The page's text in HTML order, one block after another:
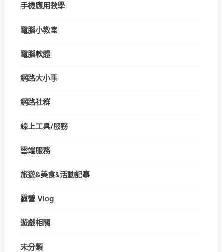
手機應用教學
電腦小教室
電腦軟體
網路大小事
網路社群
線上工具/服務
雲端服務
旅遊&美食&活動記事
露營 Vlog
遊戲相關
未分類